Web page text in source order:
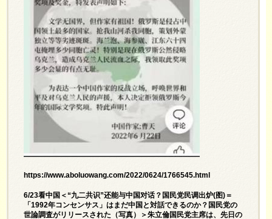
https://www.aboluowang.com/2022/0624/1766545.html
6/23看中国＜“九二共识”还能与中国对话？国民党民调出炉(图)＝
「1992年コンセンサス」はまだ中国と対話できるのか？国民党の
世論調査がリリースされた（写真）＞朱立倫国民党主席は、先日の